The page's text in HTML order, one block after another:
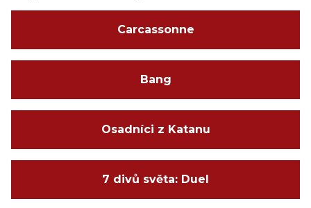
Carcassonne
Bang
Osadníci z Katanu
7 divů světa: Duel